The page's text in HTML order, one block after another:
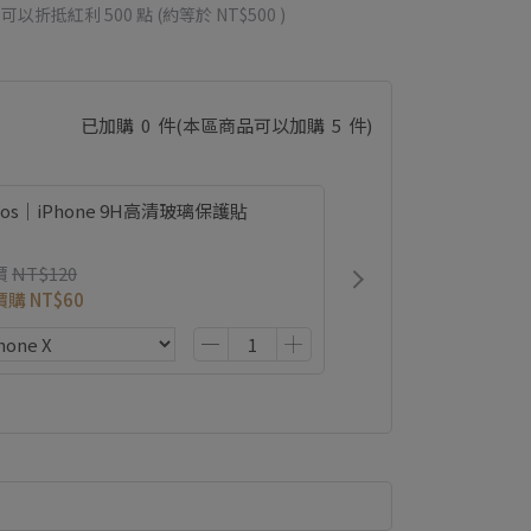
以折抵紅利 500 點 (約等於 NT$500 )
已加購 0 件(本區商品可以加購 5 件)
｜iPhone 9H高清玻璃保護貼
NT$120
購 NT$60